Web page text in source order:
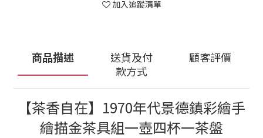
加入追蹤清單
商品描述
送貨及付
款方式
顧客評價
【茶香自在】1970年代景德鎮彩繪手
繪描金茶具組一壺四杯一茶盤